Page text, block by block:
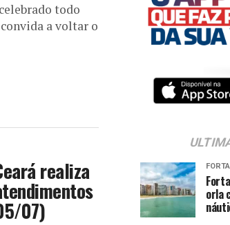
todo
a voltar o
realiza
07)
orla